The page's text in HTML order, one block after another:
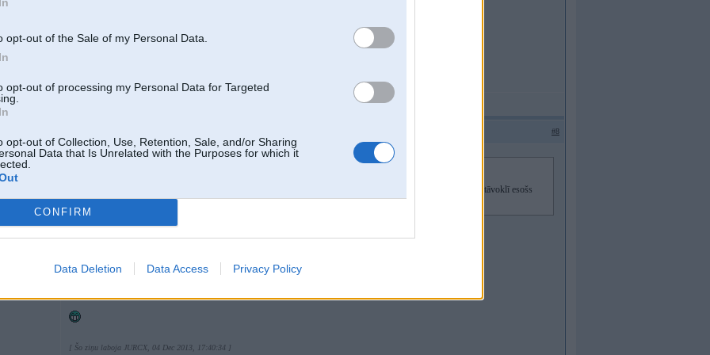
opt-out of the Sale of my Personal Data.
opt-out of processing my Personal Data for Targeted
opt-out of Collection, Use, Retention, Sale, and/or Sharing
Data that Is Unrelated with the Purposes for which it
CONFIRM
Data Deletion Data Access Privacy Policy
#8
Es jau šim izgāju cauri. No sākuma atjaunoju, beigās tāpat izgriezu. Dūmot nedūmo vairāk kā jebkurš labā stāvoklī esošs
BMW dīzelis
[ Šo ziņu laboja JURCX, 04 Dec 2013, 17:40:34 ]